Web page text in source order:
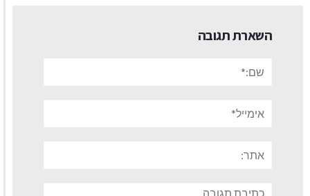
השארת תגובה
תגובה